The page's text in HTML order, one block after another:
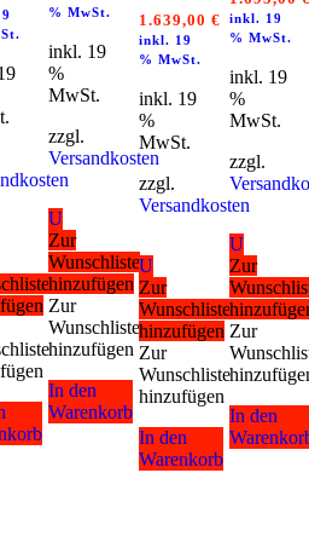
% MwSt.
inkl. 19
%
MwSt.
zzgl.
Versandkosten
U
Zur
Wunschliste
hinzufügen
Zur
Wunschliste
hinzufügen
In den
Warenkorb
1.639,00 €
inkl. 19
% MwSt.
inkl. 19
%
MwSt.
zzgl.
Versandkosten
U
Zur
Wunschliste
hinzufügen
Zur
Wunschliste
hinzufügen
In den
Warenkorb
inkl. 19
% MwSt.
inkl. 19
%
MwSt.
zzgl.
U
Zur
Zur
In den